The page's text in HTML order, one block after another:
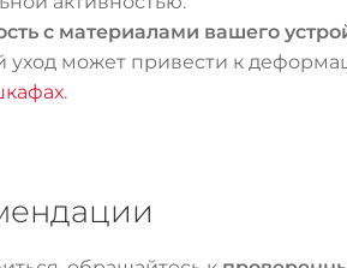
с материалами вашего
уход может привести к
.